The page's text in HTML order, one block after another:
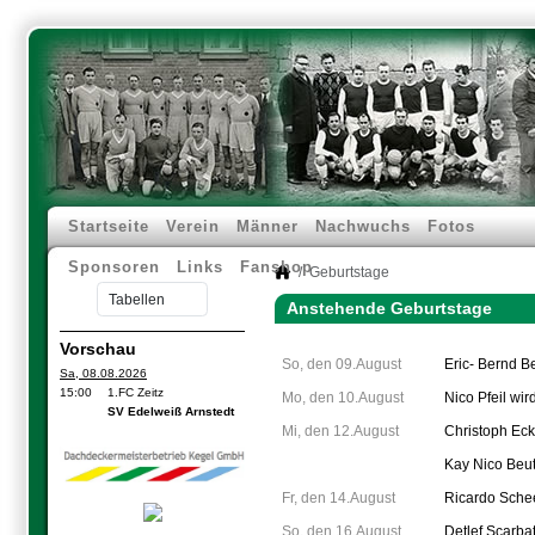
Startseite Verein Männer Nachwuchs Fotos
Sponsoren Links Fanshop
Vorschau
Sa, 08.08.2026
15:00
1.FC Zeitz
SV Edelweiß Arnstedt
Geburtstage
Anstehende Geburtstage
So, den 09.August
Eric- Bernd
Mo, den 10.August
Nico Pfeil
Mi, den 12.August
Christoph
Kay Nico
Fr, den 14.August
Ricardo
So, den 16.August
Detlef